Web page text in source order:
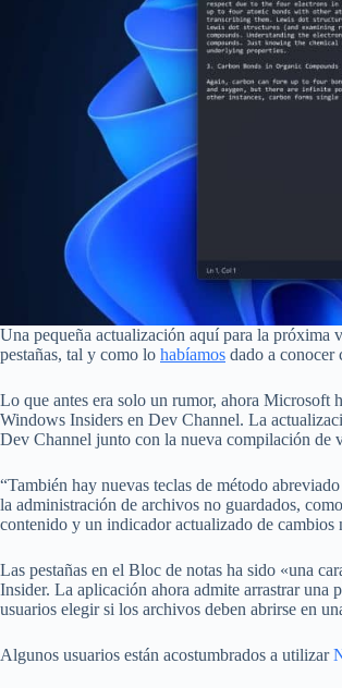
Una pequeña actualización aquí para la
pestañas, tal y como lo habíamos dado a conocer
Lo que antes era solo un rumor, ahora Microsoft
Windows Insiders en Dev Channel. La
Dev Channel junto con la nueva compilación de
“También hay nuevas teclas de método
la administración de archivos no guardados,
contenido y un indicador actualizado de
Las pestañas en el Bloc de notas ha sido «una
Insider. La aplicación ahora admite arrastrar una
usuarios elegir si los archivos deben abrirse en
Algunos usuarios están acostumbrados a utilizar